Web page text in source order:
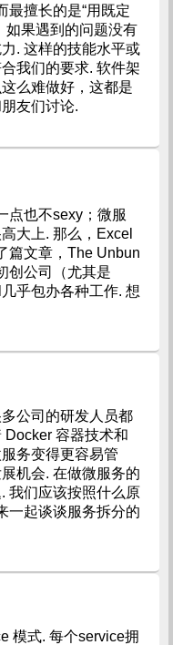
最擅长的是“用既定
如果遇到的问题没有
. 这样的技能水平或
我们的要求. 软件架
么难做好，这都是
友们讨论.
点也不sexy；微服
大上. 那么，Excel
篇文章，The Unbun
创公司（尤其是
乎包办各种工作. 想
公司的研发人员都
容器技术和
务变得更容易管
机会. 在做微服务的
我们应该按照什么原
一起谈谈服务拆分的
模式. 每个service拥